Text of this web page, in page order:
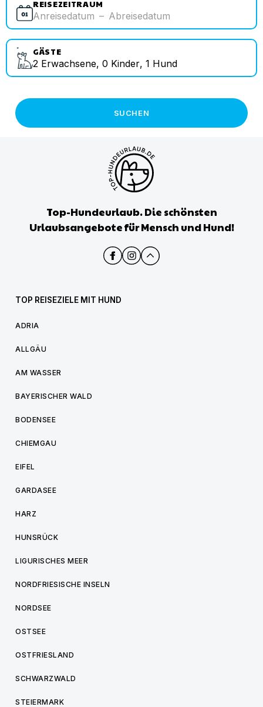
REISEZEITRAUM
Anreisedatum – Abreisedatum
GÄSTE
2 Erwachsene, 0 Kinder, 1 Hund
SUCHEN
Top-Hundeurlaub. Die schönsten
Urlaubsangebote für Mensch und Hund!
TOP REISEZIELE MIT HUND
ADRIA
ALLGÄU
AM WASSER
BAYERISCHER WALD
BODENSEE
CHIEMGAU
EIFEL
GARDASEE
HARZ
HUNSRÜCK
LIGURISCHES MEER
NORDFRIESISCHE INSELN
NORDSEE
OSTSEE
OSTFRIESLAND
SCHWARZWALD
STEIERMARK